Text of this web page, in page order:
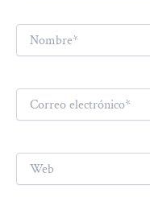
electrónico*
Web